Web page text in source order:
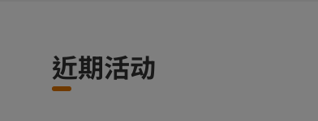
近期活动